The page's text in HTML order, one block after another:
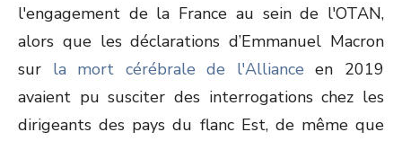
l'engagement de la France au sein de l'OTAN,
alors que les déclarations d’Emmanuel Macron
sur la mort cérébrale de l'Alliance en 2019
avaient pu susciter des interrogations chez les
dirigeants des pays du flanc Est, de même que